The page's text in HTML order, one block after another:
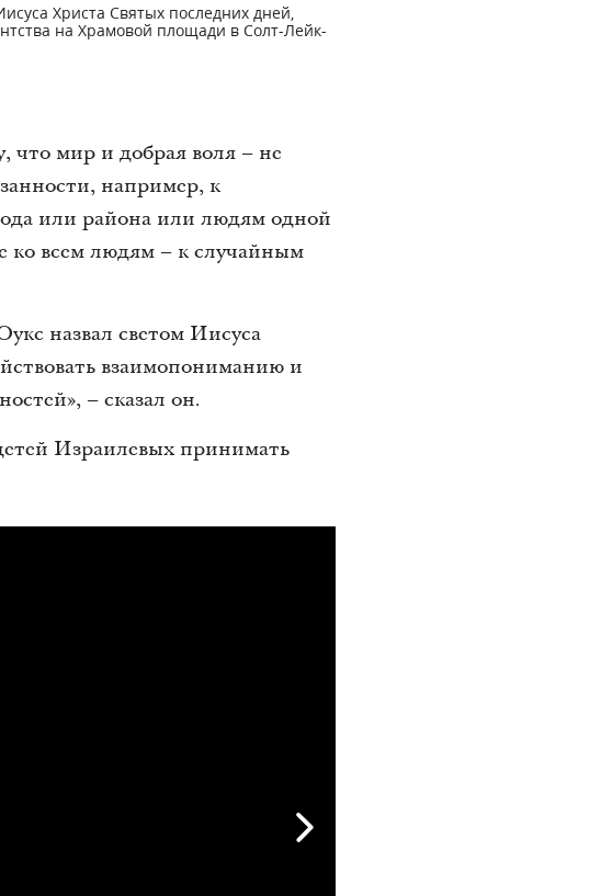
Христа Святых последних дней,
на Храмовой площади в Солт-Лейк-
мир и добрая воля – не
например, к
или района или людям одной
ко всем людям – к случайным
назвал светом Иисуса
взаимопониманию и
– сказал он.
Израилевых принимать